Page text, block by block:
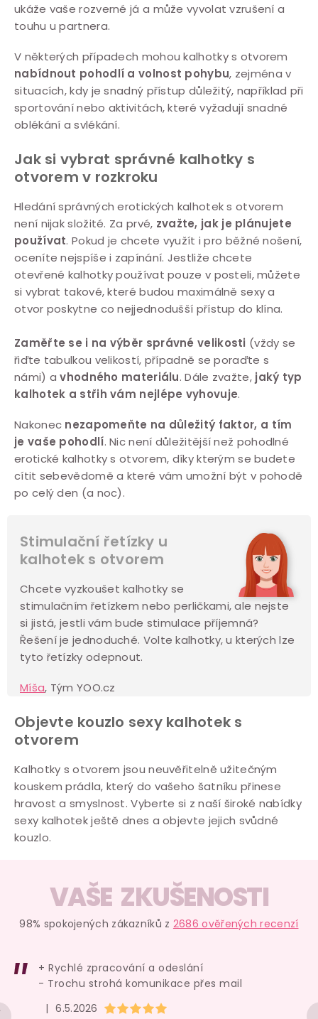
ukáže vaše rozverné já a může vyvolat vzrušení a
touhu u partnera.
V některých případech mohou kalhotky s otvorem
nabídnout pohodlí a volnost pohybu, zejména v
situacích, kdy je snadný přístup důležitý, například při
sportování nebo aktivitách, které vyžadují snadné
oblékání a svlékání.
Jak si vybrat správné kalhotky s
otvorem v rozkroku
Hledání správných erotických kalhotek s otvorem
není nijak složité. Za prvé, zvažte, jak je plánujete
používat. Pokud je chcete využít i pro běžné nošení,
oceníte nejspíše i zapínání. Jestliže chcete
otevřené kalhotky používat pouze v posteli, můžete
si vybrat takové, které budou maximálně sexy a
otvor poskytne co nejjednodušší přístup do klína.
Zaměřte se i na výběr správné velikosti (vždy se
řiďte tabulkou velikostí, případně se poraďte s
námi) avhodného materiálu. Dále zvažte,jaký typ
kalhotek a střih vám nejlépe vyhovuje.
Nakonec nezapomeňte na důležitý faktor, a tím
je vaše pohodlí. Nic není důležitější než pohodlné
erotické kalhotky s otvorem, díky kterým se budete
cítit sebevědomě a které vám umožní být v pohodě
po celý den (a noc).
Stimulační řetízky u
kalhotek s otvorem
Chcete vyzkoušet kalhotky se
stimulačním řetízkem nebo perličkami, ale nejste
si jistá, jestli vám bude stimulace příjemná?
Řešení je jednoduché. Volte kalhotky, u kterých lze
tyto řetízky odepnout.
Míša, Tým YOO.cz
Objevte kouzlo sexy kalhotek s
otvorem
Kalhotky s otvorem jsou neuvěřitelně užitečným
kouskem prádla, který do vašeho šatníku přinese
hravost a smyslnost. Vyberte si z naší široké nabídky
sexy kalhotek ještě dnes a objevte jejich svůdné
kouzlo.
VAŠE ZKUŠENOSTI
98% spokojených zákazníků z 2686 ověřených recenzí
Hodnocení obchodu je 5 z 5 hvězdiček.
| 6.5.2026
+ Rychlé zpracování a odeslání
- Trochu strohá komunikace přes mail